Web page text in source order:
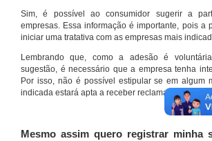
Sim, é possível ao consumidor sugerir a
empresas. Essa informação é importante, pois a
iniciar uma tratativa com as empresas mais
Lembrando que, como a adesão é
sugestão, é necessário que a empresa tenha
Por isso, não é possível estipular se em algum
indicada estará apta a receber reclamações por
Mesmo assim quero registrar minha